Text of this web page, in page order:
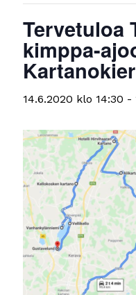
Tervetuloa
kimppa-
14.6.2020 klo 14:30 -